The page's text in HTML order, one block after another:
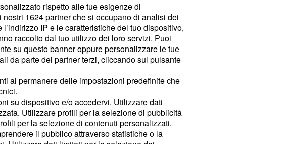
rispetto alle tue esigenze di
nostri 1624partner che si occupano di analisi dei
IP e le caratteristiche del tuo dispositivo,
raccolto dal tuo utilizzo dei loro servizi. Puoi
su questo banner oppure personalizzare le tue
da parte dei partner terzi, cliccando sul pulsante
al permanere delle impostazioni predefinite che
su dispositivo e/o accedervi. Utilizzare dati
Utilizzare profili per la selezione di pubblicità
per la selezione di contenuti personalizzati.
il pubblico attraverso statistiche o la